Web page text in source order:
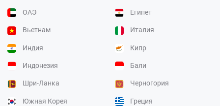
ОАЭ Египет
Вьетнам Италия
Индия Кипр
Индонезия Бали
Шри-Ланка Черногория
Южная Корея Греция